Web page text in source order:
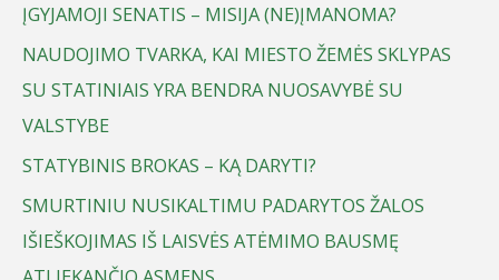
h
f
o
r
:
ĮGYJAMOJI SENATIS – MISIJA (NE)ĮMANOMA?
NAUDOJIMO TVARKA, KAI MIESTO ŽEMĖS SKLYPAS
SU STATINIAIS YRA BENDRA NUOSAVYBĖ SU
VALSTYBE
STATYBINIS BROKAS – KĄ DARYTI?
SMURTINIU NUSIKALTIMU PADARYTOS ŽALOS
IŠIEŠKOJIMAS IŠ LAISVĖS ATĖMIMO BAUSMĘ